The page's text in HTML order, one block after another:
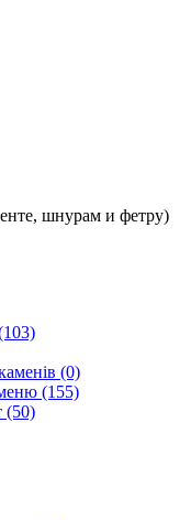
шнурам и фетру)
(0)
(155)
(50)